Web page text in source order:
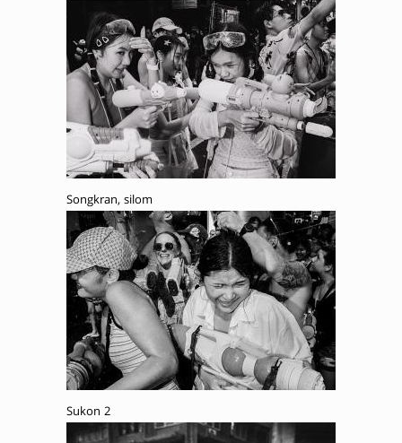
Songkran, silom
Sukon 2